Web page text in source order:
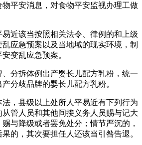
平安消息，对食物平安监视办理工做
该当按照相关法令、律例的和上级
应急预案以及当地域的现实环境，制
变乱应急预案。
拆体例出产婴长儿配方乳粉，统一
分歧品牌的婴长儿配方乳粉。
县级以上处所人平易近有下列行为
管人员和其他间接义务人员赐与记大
与降级或者罢免处分；情节严沉的，
的，其次要担任人还该当引咎告退。